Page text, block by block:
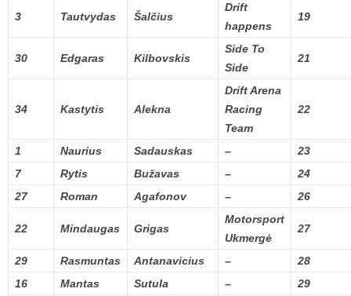
3 Tautvydas Šalčius
Drift
happens
19
30 Edgaras Kilbovskis
Side To
Side
21
34 Kastytis Alekna
Drift Arena
Racing
Team
22
1 Naurius Sadauskas –
23
7
Rytis Bužavas –
24
27
Roman Agafonov – 26
22 Mindaugas Grigas
Motorsport
Ukmergė
27
29 Rasmuntas Antanavicius –
28
16
Mantas Sutula –
29